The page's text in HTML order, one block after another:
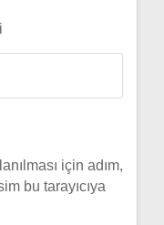
için adım,
bu tarayıcıya